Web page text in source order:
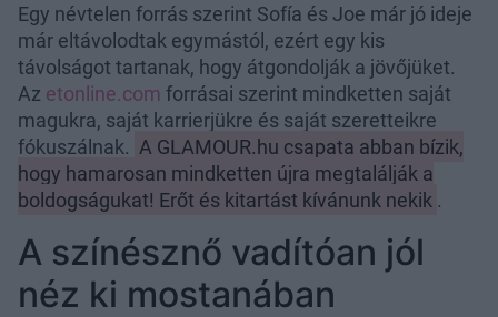
Egy névtelen forrás szerint Sofía és Joe már jó ideje
már eltávolodtak egymástól, ezért egy kis
távolságot tartanak, hogy átgondolják a jövőjüket.
Az etonline.com forrásai szerint mindketten saját
magukra, saját karrierjükre és saját szeretteikre
fókuszálnak. A GLAMOUR.hu csapata abban bízik,
hogy hamarosan mindketten újra megtalálják a
boldogságukat! Erőt és kitartást kívánunk nekik .
A színésznő vadítóan jól
néz ki mostanában